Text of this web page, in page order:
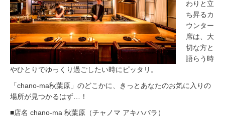
わりと立
ち昇るカ
ウンター
席は、大
切な方と
語らう時
やひとりでゆっくり過ごしたい時にピッタリ。
「chano-ma秋葉原」のどこかに、きっとあなたのお気に入りの
場所が見つかるはず…！
■店名 chano-ma 秋葉原（チャノマ アキハバラ）